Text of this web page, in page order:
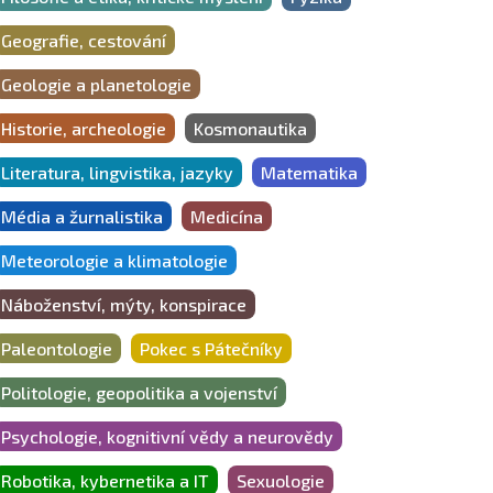
Geografie, cestování
Geologie a planetologie
Historie, archeologie Kosmonautika
Literatura, lingvistika, jazyky Matematika
Média a žurnalistika Medicína
Meteorologie a klimatologie
Náboženství, mýty, konspirace
Paleontologie Pokec s Pátečníky
Politologie, geopolitika a vojenství
Psychologie, kognitivní vědy a neurovědy
Robotika, kybernetika a IT Sexuologie